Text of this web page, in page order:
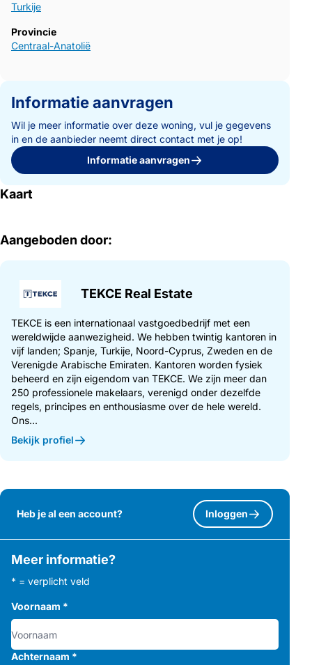
Turkije
Provincie
Centraal-Anatolië
Informatie aanvragen
Wil je meer informatie over deze woning, vul je gegevens
in en de aanbieder neemt direct contact met je op!
Informatie aanvragen
Kaart
Aangeboden door:
TEKCE Real Estate
TEKCE is een internationaal vastgoedbedrijf met een
wereldwijde aanwezigheid. We hebben twintig kantoren in
vijf landen; Spanje, Turkije, Noord-Cyprus, Zweden en de
Verenigde Arabische Emiraten. Kantoren worden fysiek
beheerd en zijn eigendom van TEKCE. We zijn meer dan
250 professionele makelaars, verenigd onder dezelfde
regels, principes en enthousiasme over de hele wereld.
Ons...
Bekijk profiel
Heb je al een account? Inloggen
Meer informatie?
* = verplicht veld
Voornaam *
Achternaam *